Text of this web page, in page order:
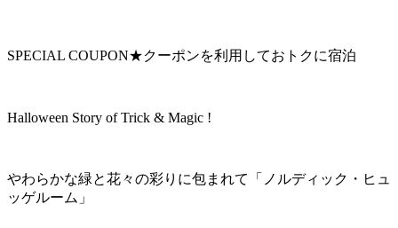
SPECIAL COUPON★クーポンを利用しておトクに宿泊
Halloween Story of Trick & Magic !
やわらかな緑と花々の彩りに包まれて「ノルディック・ヒュ
ッゲルーム」